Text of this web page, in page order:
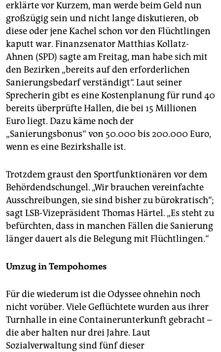
erklärte vor Kurzem, man werde beim Geld nun
großzügig sein und nicht lange diskutieren, ob
diese oder jene Kachel schon vor den Flüchtlingen
kaputt war. Finanzsenator Matthias Kollatz-
Ahnen (SPD) sagte am Freitag, man habe sich mit
den Bezirken „bereits auf den erforderlichen
Sanierungsbedarf verständigt“. Laut seiner
Sprecherin gibt es eine Kostenplanung für rund 40
bereits überprüfte Hallen, die bei 15 Millionen
Euro liegt. Dazu käme noch der
„Sanierungsbonus“ von 50.000 bis 200.000 Euro,
wenn es eine Bezirkshalle ist.
Trotzdem graust den Sportfunktionären vor dem
Behördendschungel. „Wir brauchen vereinfachte
Ausschreibungen, sie sind bisher zu bürokratisch“;
sagt LSB-Vizepräsident Thomas Härtel. „Es steht zu
befürchten, dass in manchen Fällen die Sanierung
länger dauert als die Belegung mit Flüchtlingen.“
Umzug in Tempohomes
Für die wiederum ist die Odyssee ohnehin noch
nicht vorüber. Viele Geflüchtete wurden aus ihrer
Turnhalle in eine Containerunterkunft gebracht –
die aber halten nur drei Jahre. Laut
Sozialverwaltung sind fünf dieser